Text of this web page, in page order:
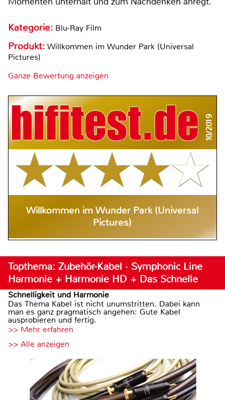
Kategorie: Blu-Ray Film
Produkt: Willkommen im Wunder Park (Universal
Pictures)
Ganze Bewertung anzeigen
10/2019
Willkommen im Wunder Park (Universal
Pictures)
Topthema: Zubehör-Kabel · Symphonic Line
Harmonie + Harmonie HD + Das Schnelle
Schnelligkeit und Harmonie
Das Thema Kabel ist nicht unumstritten. Dabei kann
man es ganz pragmatisch angehen: Gute Kabel
ausprobieren und fertig.
>> Mehr erfahren
>> Alle anzeigen